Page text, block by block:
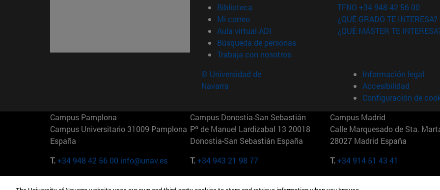
Biblioteca (abre en nueva ventana)
Mi correo(abre en nueva ventana)
Aula virtual ADI (abre en nueva ventana)
Búsqueda de personas(abre en nueva ventana)
Trabaja con nosotros(abre en nueva ventana)
TFNO +34 948 42 56 00
¿QUÉ GRADO TE INTERESA?
¿QUÉ MÁSTER TE
© Universidad de
Navarra
Información legal
Accesibilidad
Configuración de
Campus Pamplona
Campus Universitario 31009 Pamplona
España
T.+34 948 42 56 00 info@unav.es
Campus Donostia-San Sebastián
Pº de Manuel Lardizabal 13 20018
Donostia-San Sebastián España
T.+34 943 21 98 77
Campus Madrid
Calle Marquesado de Sta.
28027 Madrid España
T.+34 914 51 43 41